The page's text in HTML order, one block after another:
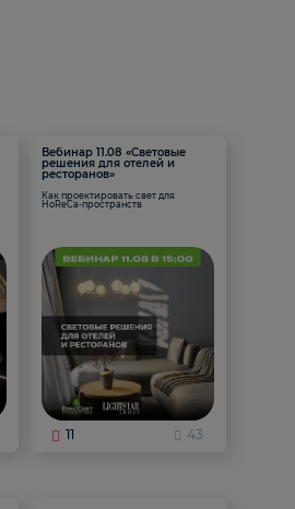
Вебинар 11.08 «Световые
решения для отелей и
ресторанов»
Как проектировать свет для
HoReCa-пространств
11 43